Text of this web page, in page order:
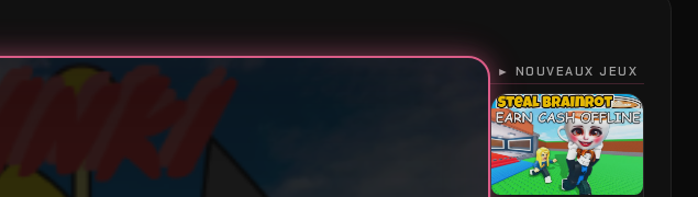
► NOUVEAUX JEUX